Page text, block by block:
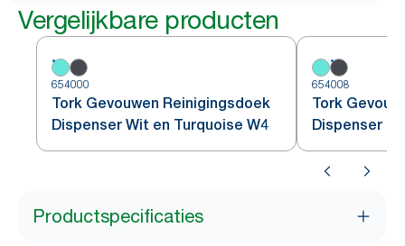
Vergelijkbare producten
654000
Tork Gevouwen Reinigingsdoek
Dispenser Wit en Turquoise W4
654008
Tork
Dispenser
Productspecificaties